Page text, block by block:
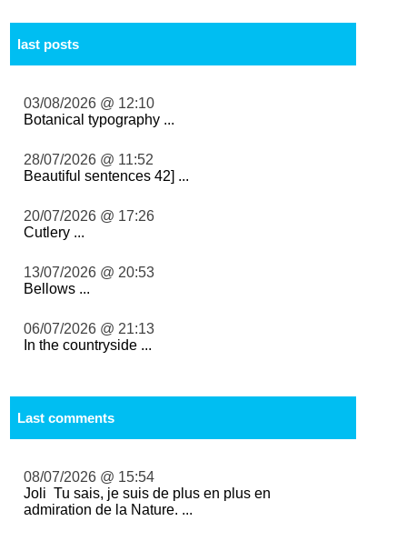
last posts
03/08/2026 @ 12:10
Botanical typography ...
28/07/2026 @ 11:52
Beautiful sentences 42] ...
20/07/2026 @ 17:26
Cutlery ...
13/07/2026 @ 20:53
Bellows ...
06/07/2026 @ 21:13
In the countryside ...
Last comments
08/07/2026 @ 15:54
Joli Tu sais, je suis de plus en plus en
admiration de la Nature. ...